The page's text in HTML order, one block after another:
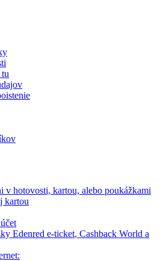
v hotovosti, kartou, alebo poukážkami
kartou
Edenred e-ticket, Cashback World a